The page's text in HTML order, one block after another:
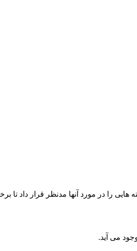
هایی را در مورد آنها مدنظر قرار داد تا
می آید.